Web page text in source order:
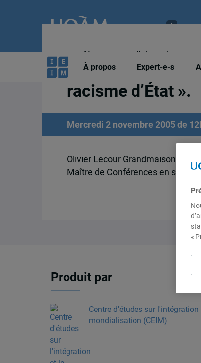
À propos Expert-e-s
Conférence en collaboration avec
Grandmaison,
racisme d’État ».
Mercredi 2 novembre 2005 de
Olivier Lecour Grandmaison,
Maître de Conférences en
Produit par
Centre d'études sur l'intégration
mondialisation (CEIM)
«